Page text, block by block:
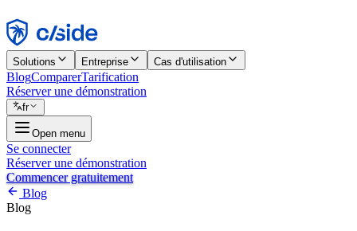
Rejeter
Solutions Entreprise Cas d'utilisation
BlogComparerTarification
Réserver une démonstration
fr
Open menu
Se connecter
Réserver une démonstration
Commencer gratuitement
Blog
Blog